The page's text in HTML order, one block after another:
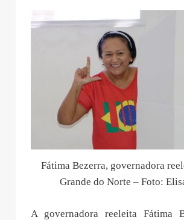
Fátima Bezerra, governadora
Grande do Norte – Foto:
A governadora reeleita Fátima